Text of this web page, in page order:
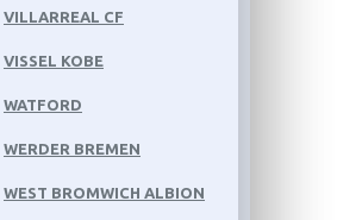
VILLARREAL CF
VISSEL KOBE
WATFORD
WERDER BREMEN
WEST BROMWICH ALBION